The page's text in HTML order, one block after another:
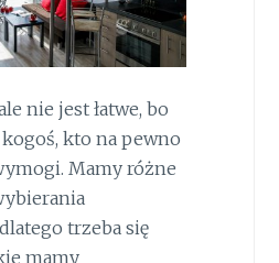
nie jest łatwe, bo
kto na pewno
Mamy różne
trzeba się
mamy